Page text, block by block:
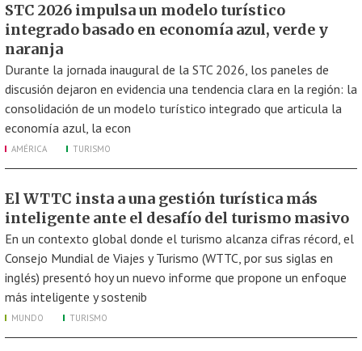
STC 2026 impulsa un modelo turístico
integrado basado en economía azul, verde y
naranja
Durante la jornada inaugural de la STC 2026, los paneles de
discusión dejaron en evidencia una tendencia clara en la región: la
consolidación de un modelo turístico integrado que articula la
economía azul, la econ
AMÉRICA TURISMO
El WTTC insta a una gestión turística más
inteligente ante el desafío del turismo masivo
En un contexto global donde el turismo alcanza cifras récord, el
Consejo Mundial de Viajes y Turismo (WTTC, por sus siglas en
inglés) presentó hoy un nuevo informe que propone un enfoque
más inteligente y sostenib
MUNDO TURISMO